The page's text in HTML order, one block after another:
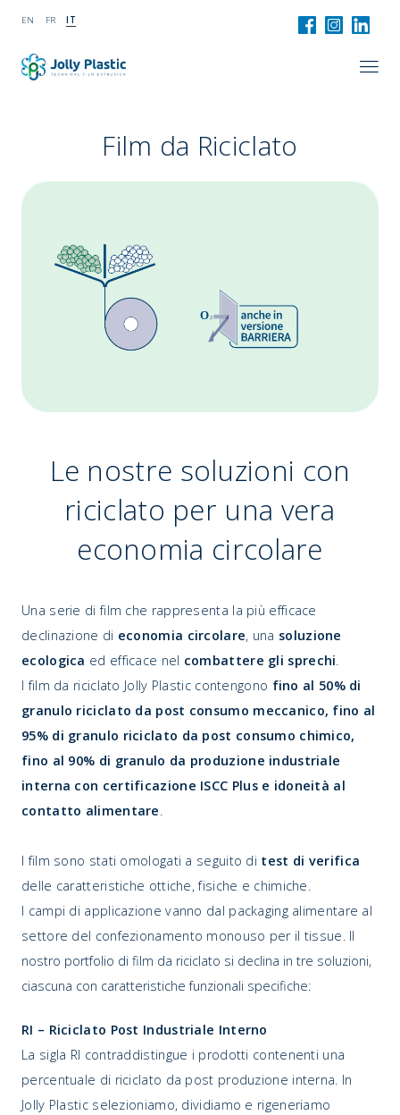
EN FR IT
Film da Riciclato
Le nostre soluzioni con
riciclato per una vera
economia circolare
Una serie di film che rappresenta la più efficace
declinazione di economia circolare, una soluzione
ecologica ed efficace nel combattere gli sprechi
I film da riciclato Jolly Plastic contengono fino al 50% di
granulo riciclato da post consumo meccanico, fino al
95% di granulo riciclato da post consumo chimico,
fino al 90% di granulo da produzione industriale
interna con certificazione ISCC Plus e idoneità al
contatto alimentare
I film sono stati omologati a seguito di test di verifica
delle caratteristiche ottiche, fisiche e chimiche.
I campi di applicazione vanno dal packaging alimentare al
settore del confezionamento monouso per il tissue. Il
nostro portfolio di film da riciclato si declina in tre soluzioni,
ciascuna con caratteristiche funzionali specifiche:
RI – Riciclato Post Industriale Interno
La sigla RI contraddistingue i prodotti contenenti una
percentuale di riciclato da post produzione interna. In
Jolly Plastic selezioniamo, dividiamo e rigeneriamo